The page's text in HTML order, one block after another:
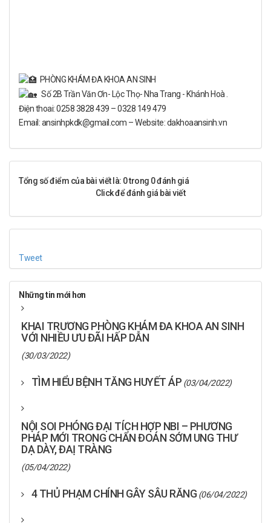
PHÒNG KHÁM ĐA KHOA AN SINH
Số 2B Trần Văn Ơn- Lộc Thọ- Nha Trang - Khánh Hoà .
Điện thoai: 0258 3828 439 – 0328 149 479
Email: ansinhpkdk@gmail.com – Website: dakhoaansinh.vn
Tổng số điểm của bài viết là: 0 trong 0 đánh giá
Click để đánh giá bài viết
Tweet
Những tin mới hơn
KHAI TRƯƠNG PHÒNG KHÁM ĐA KHOA AN SINH
VỚI NHIỀU ƯU ĐÃI HẤP DẪN
(30/03/2022)
TÌM HIỂU BỆNH TĂNG HUYẾT ÁP (03/04/2022)
NỘI SOI PHÓNG ĐẠI TÍCH HỢP NBI – PHƯƠNG
PHÁP MỚI TRONG CHẨN ĐOÁN SỚM UNG THƯ
DẠ DÀY, ĐAỊ TRÀNG
(05/04/2022)
4 THỦ PHẠM CHÍNH GÂY SÂU RĂNG (06/04/2022)